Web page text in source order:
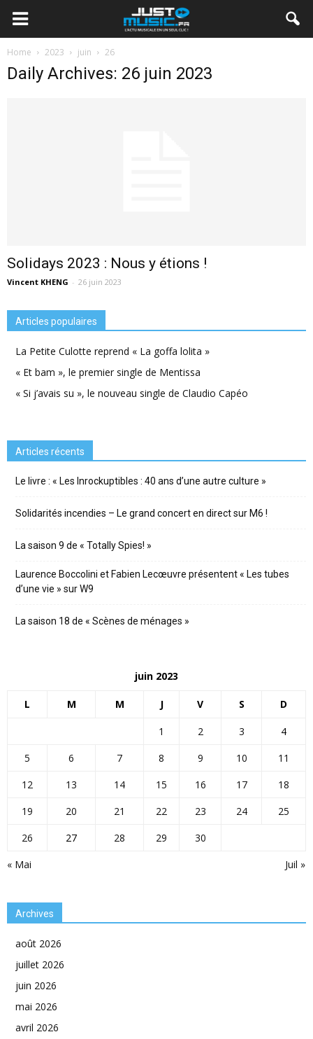
Home 2023 juin 26
Daily Archives: 26 juin 2023
Solidays 2023 : Nous y étions !
Vincent KHENG - 26 juin 2023
Articles populaires
La Petite Culotte reprend « La goffa lolita »
« Et bam », le premier single de Mentissa
« Si j’avais su », le nouveau single de Claudio Capéo
Articles récents
Le livre : « Les Inrockuptibles : 40 ans d’une autre culture »
Solidarités incendies – Le grand concert en direct sur M6 !
La saison 9 de « Totally Spies! »
Laurence Boccolini et Fabien Lecœuvre présentent « Les tubes
d’une vie » sur W9
La saison 18 de « Scènes de ménages »
juin 2023
L M M J V S D
« Mai Juil »
1 2 3
4
5
6 7 8 9 10
11
12
13 14 15 16 17
18
19
20 21 22 23 24
25
26
27 28 29 30
Archives
août 2026
juillet 2026
juin 2026
mai 2026
avril 2026